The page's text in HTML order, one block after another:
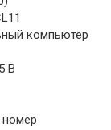
компьютер
В
номер